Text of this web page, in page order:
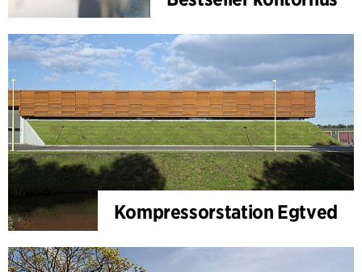
Kompressorstation Egtved